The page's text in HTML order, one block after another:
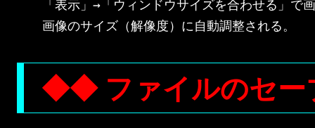
「表示」→「ウィンドウサイズを合わせる」で
◆◆ ファイルのセ